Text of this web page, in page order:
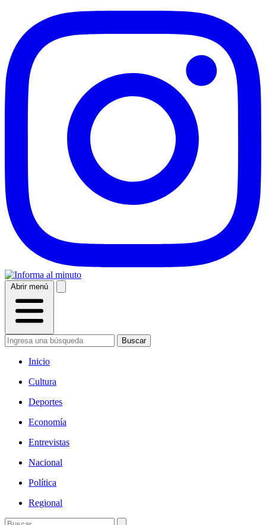
Abrir menú
Buscar
Inicio
Cultura
Deportes
Economía
Entrevistas
Nacional
Política
Regional